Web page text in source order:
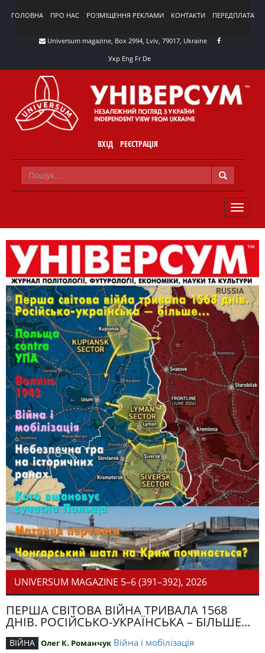
ГОЛОВНА ПРО НАС РОЗМІЩЕННЯ РЕКЛАМИ КОНТАКТИ ПЕРЕДПЛАТА
Universum magazine, Box 2994, Lviv, 79017, Ukraine
Укр Eng FrDe
ВХІД РЕЄСТРАЦІЯ
TOGGLE
UNIVERSUM MAGAZINE 5–6 (391–392), 2026
ПЕРША СВІТОВА ВІЙНА ТРИВАЛА 1568
ДНІВ. РОСІЙСЬКО-УКРАЇНСЬКА – БІЛЬШЕ...
ВІЙНА Олег К. Романчук Війна і мобілізація